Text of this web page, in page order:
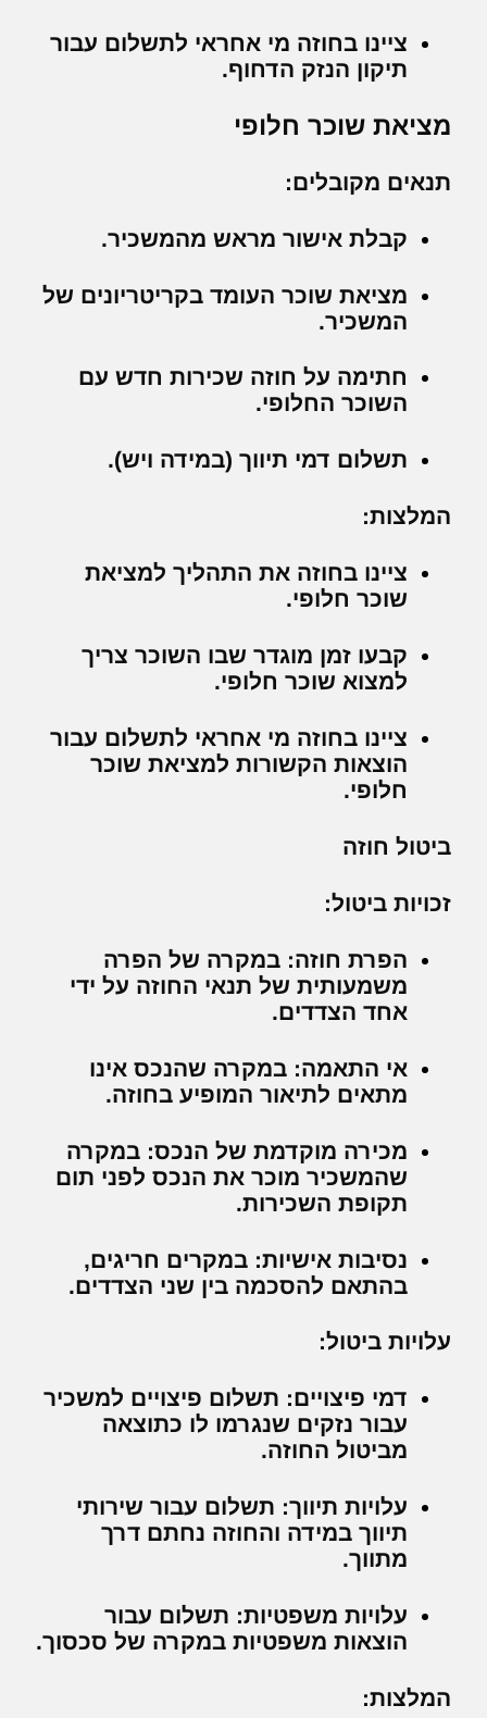
ציינו בחוזה מי אחראי לתשלום עבור
תיקון הנזק הדחוף.
מציאת שוכר חלופי
תנאים מקובלים:
קבלת אישור מראש מהמשכיר.
מציאת שוכר העומד בקריטריונים של
המשכיר.
חתימה על חוזה שכירות חדש עם
השוכר החלופי.
תשלום דמי תיווך (במידה ויש).
המלצות:
ציינו בחוזה את התהליך למציאת
שוכר חלופי.
קבעו זמן מוגדר שבו השוכר צריך
למצוא שוכר חלופי.
ציינו בחוזה מי אחראי לתשלום עבור
הוצאות הקשורות למציאת שוכר
חלופי.
ביטול חוזה
זכויות ביטול:
הפרת חוזה: במקרה של הפרה
משמעותית של תנאי החוזה על ידי
אחד הצדדים.
אי התאמה: במקרה שהנכס אינו
מתאים לתיאור המופיע בחוזה.
מכירה מוקדמת של הנכס: במקרה
שהמשכיר מוכר את הנכס לפני תום
תקופת השכירות.
נסיבות אישיות: במקרים חריגים,
בהתאם להסכמה בין שני הצדדים.
עלויות ביטול:
דמי פיצויים: תשלום פיצויים למשכיר
עבור נזקים שנגרמו לו כתוצאה
מביטול החוזה.
עלויות תיווך: תשלום עבור שירותי
תיווך במידה והחוזה נחתם דרך
מתווך.
עלויות משפטיות: תשלום עבור
הוצאות משפטיות במקרה של סכסוך.
המלצות: